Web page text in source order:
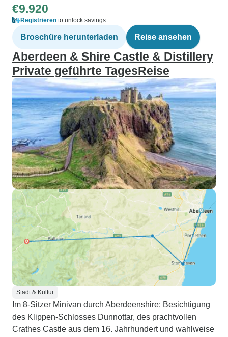
€9.920
Registrieren to unlock savings
Broschüre herunterladen Reise ansehen
Aberdeen & Shire Castle & Distillery
Private geführte TagesReise
Stadt & Kultur
Im 8-Sitzer Minivan durch Aberdeenshire: Besichtigung
des Klippen-Schlosses Dunnottar, des prachtvollen
Crathes Castle aus dem 16. Jahrhundert und wahlweise